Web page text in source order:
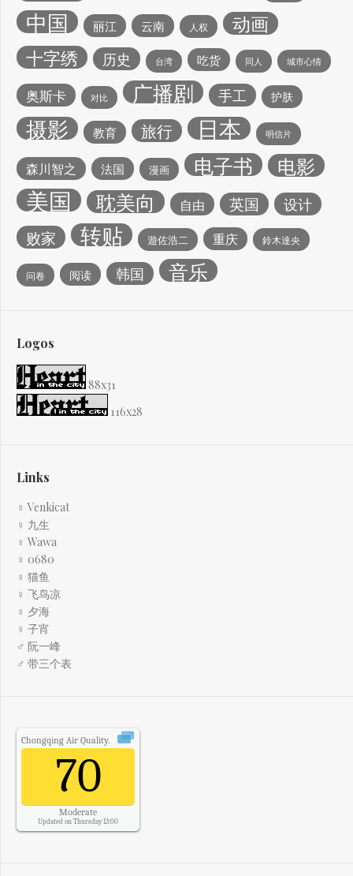
中国 丽江 云南 人权 动画
十字绣 历史 台湾 吃货 同人 城市心情
奥斯卡 对比 广播剧 手工 护肤
摄影 教育 旅行 日本 明信片
森川智之 法国 漫画 电子书 电影
美国 耽美向 自由 英国 设计
败家 转贴 遊佐浩二 重庆 鈴木達央
问卷 阅读 韩国 音乐
Logos
88x31
116x28
Links
♀ Venkicat
♀ 九生
♀ Wawa
♀ 0680
♀ 猫鱼
♀ 飞鸟凉
♀ 夕海
♀ 子宵
♂ 阮一峰
♂ 带三个表
Chongqing Air Quality.
70
Moderate
Updated on Thursday 13:00